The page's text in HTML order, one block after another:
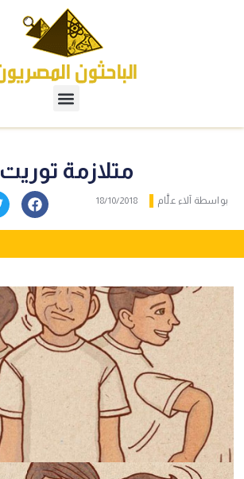
متلازمة توريت
بواسطة آلاء علَّام 18/10/2018